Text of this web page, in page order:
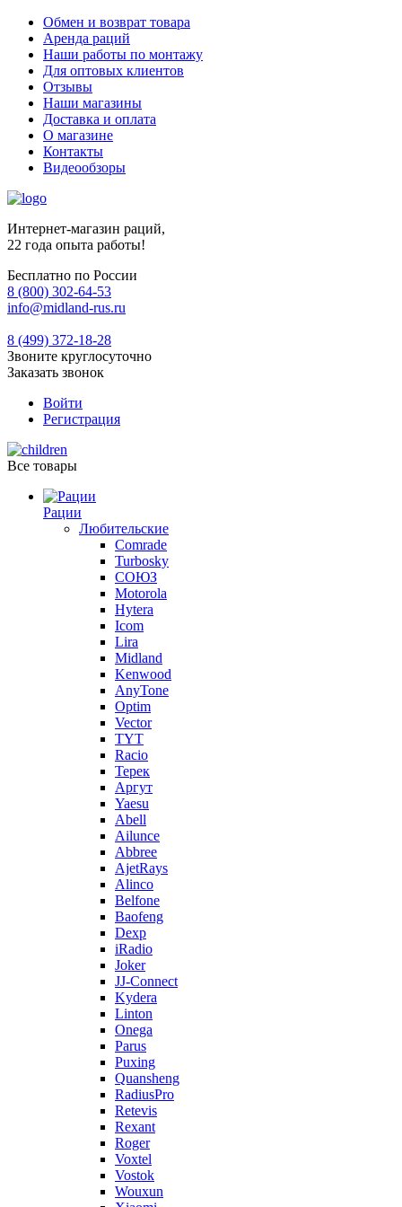
Обмен и возврат товара
Аренда раций
Наши работы по монтажу
Для оптовых клиентов
Отзывы
Наши магазины
Доставка и оплата
О магазине
Контакты
Видеообзоры
Интернет-магазин раций,
22 года опыта работы!
Бесплатно по России
8 (800) 302-64-53
info@midland-rus.ru
8 (499) 372-18-28
Звоните круглосуточно
Заказать звонок
Войти
Регистрация
Все товары
Рации
Любительские
Comrade
Turbosky
СОЮЗ
Motorola
Hytera
Icom
Lira
Midland
Kenwood
AnyTone
Optim
Vector
TYT
Racio
Терек
Аргут
Yaesu
Abell
Ailunce
Abbree
AjetRays
Alinco
Belfone
Baofeng
Dexp
iRadio
Joker
JJ-Connect
Kydera
Linton
Onega
Parus
Puxing
Quansheng
RadiusPro
Retevis
Rexant
Roger
Voxtel
Vostok
Wouxun